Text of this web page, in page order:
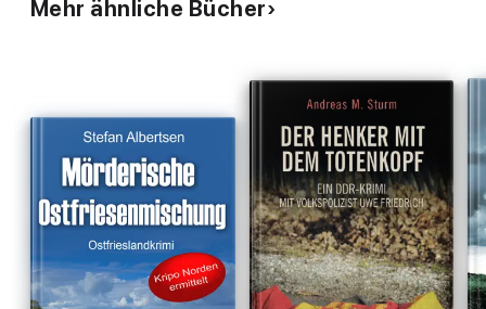
und die Ereignisse beginnen, sich zu überschlagen, erreicht der
Nebel verschwinden zwei Männer. Was wie ein tragischer Unfall
aussieht, entpuppt sich als Mord. Und das ist noch lange nicht
das Ende …
Mehr ähnliche Bücher